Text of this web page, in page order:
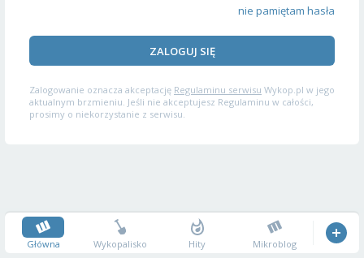
nie pamiętam hasła
ZALOGUJ SIĘ
Zalogowanie oznacza akceptację Regulaminu serwisu Wykop.pl w jego
aktualnym brzmieniu. Jeśli nie akceptujesz Regulaminu w całości,
prosimy o niekorzystanie z serwisu.
Główna Wykopalisko Hity Mikroblog